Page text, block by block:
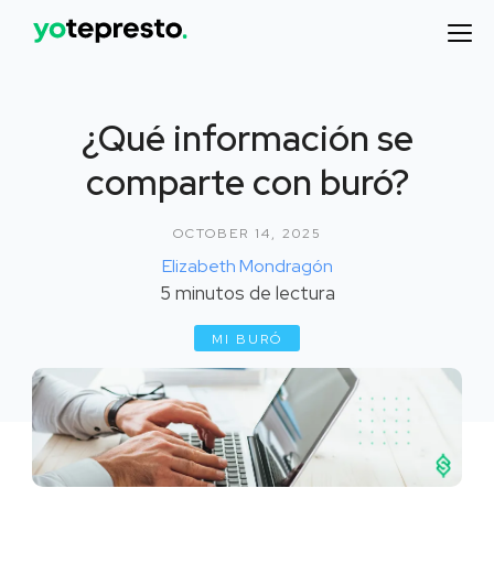
¿Qué información se
comparte con buró?
OCTOBER 14, 2025
Elizabeth Mondragón
5 minutos de lectura
MI BURÓ